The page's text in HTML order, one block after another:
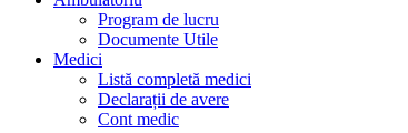
Program de lucru
Documente Utile
Medici
Listă completă medici
Declarații de avere
Cont medic